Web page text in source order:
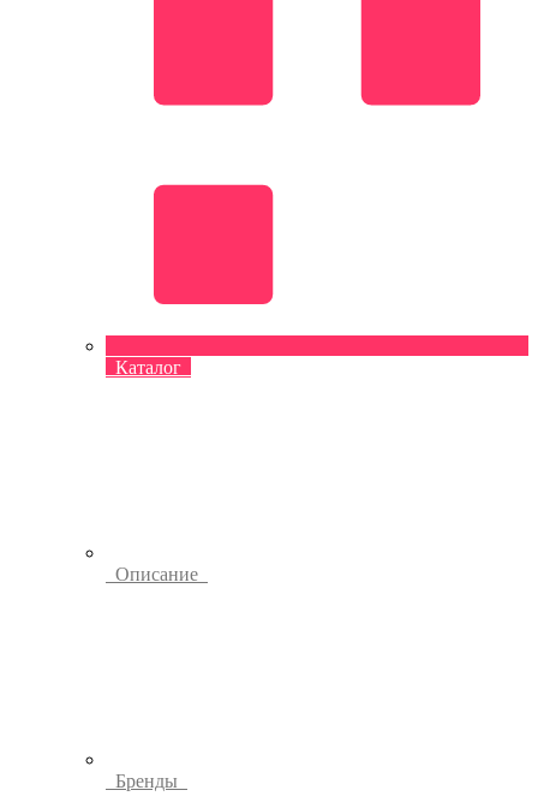
Каталог
Описание
Бренды